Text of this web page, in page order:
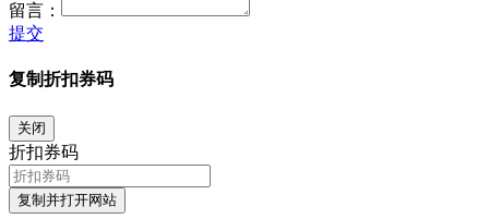
留言：
提交
复制折扣券码
关闭
折扣券码
复制并打开网站